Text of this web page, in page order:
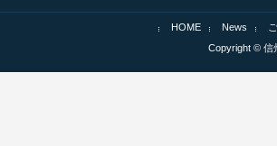
HOME News
Copyright © 信